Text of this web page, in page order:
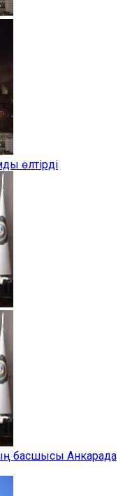
өлтірді
басшысы Анкарада